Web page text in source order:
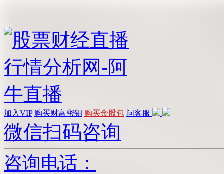
加入VIP 购买财富密钥 购买金股包 问客服
微信扫码咨询
咨询电话：